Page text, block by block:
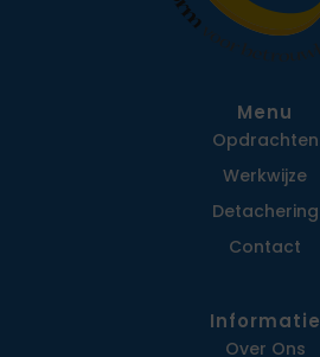
Menu
Opdrachten
Werkwijze
Detachering
Contact
Informatie
Over Ons